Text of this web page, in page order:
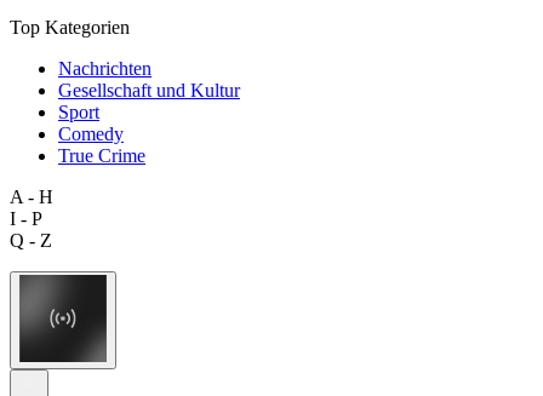
Top Kategorien
Nachrichten
Gesellschaft und Kultur
Sport
Comedy
True Crime
A - H
I - P
Q - Z